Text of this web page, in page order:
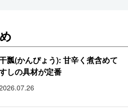
瓢(かんぴょう): 甘辛く煮含めて
しの具材が定番